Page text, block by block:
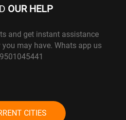
OUR HELP
and get instant assistance
may have. Whats app us
CITIES